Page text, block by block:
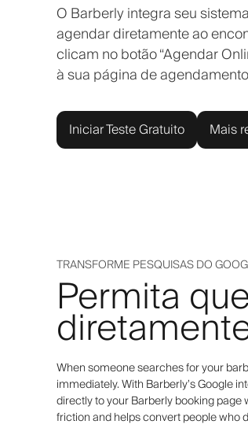
O Barberly integra seu
agendar diretamente ao
clicam no botão “Agendar
à sua página de
Iniciar Teste Gratuito Mais
TRANSFORME PESQUISAS DO
Permita
When someone searches for your
immediately. With Barberly’s Google
directly to your Barberly booking
friction and helps convert people who